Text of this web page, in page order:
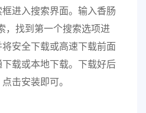
进入搜索界面。输入香肠
，找到第一个搜索选项进
安全下载或高速下载前面
载或本地下载。下载好后
击安装即可。